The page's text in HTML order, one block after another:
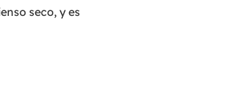
seco, y es